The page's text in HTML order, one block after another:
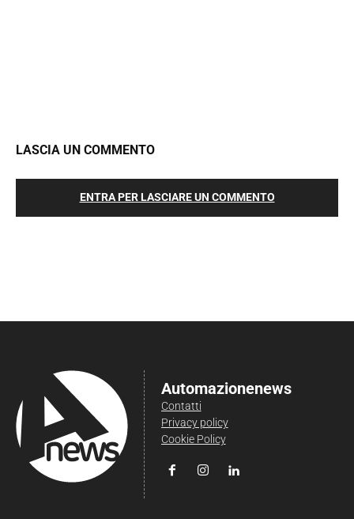
LASCIA UN COMMENTO
ENTRA PER LASCIARE UN COMMENTO
Automazionenews
Contatti
Privacy policy
Cookie Policy